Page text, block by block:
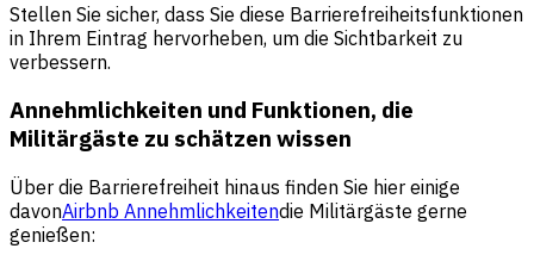
Stellen Sie sicher, dass Sie diese Barrierefreiheitsfunktionen
in Ihrem Eintrag hervorheben, um die Sichtbarkeit zu
verbessern.
Annehmlichkeiten und Funktionen, die
Militärgäste zu schätzen wissen
Über die Barrierefreiheit hinaus finden Sie hier einige
davonAirbnb Annehmlichkeitendie Militärgäste gerne
genießen: